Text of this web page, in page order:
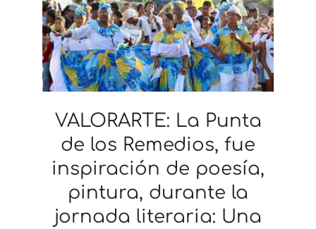
VALORARTE: La Punta
de los Remedios, fue
inspiración de poesía,
pintura, durante la
jornada literaria: Una